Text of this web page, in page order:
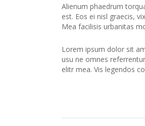
Alienum phaedrum
est. Eos ei nisl graecis,
Mea facilisis urbanitas
Lorem ipsum dolor sit
usu ne omnes
elitr mea. Vis legendos